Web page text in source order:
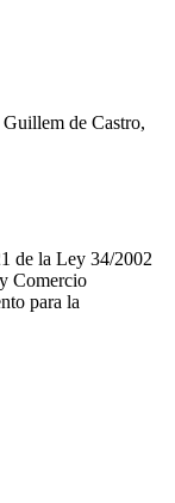
de Castro,
de la Ley 34/2002
Comercio
para la